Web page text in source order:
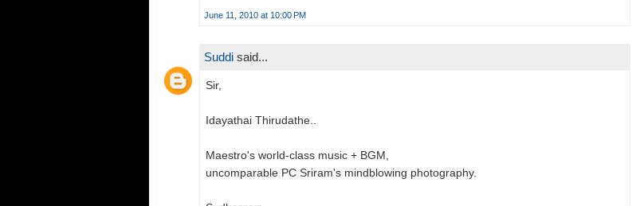
June 11, 2010 at 10:00 PM
Suddi said...
Sir,
Idayathai Thirudathe..
Maestro's world-class music + BGM,
uncomparable PC Sriram's mindblowing photography.